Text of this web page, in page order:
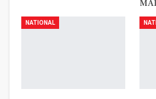
NATIONAL